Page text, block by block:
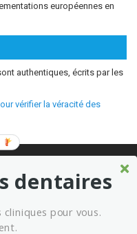
européennes en
authentiques, écrits par les
vérifier la véracité des
Mentions légales
dentaires
cliniques pour vous.